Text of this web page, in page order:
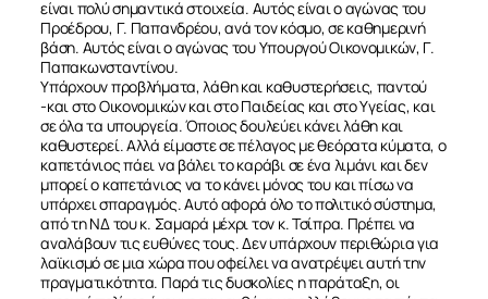
είναι πολύ σημαντικά στοιχεία. Αυτός είναι ο αγώνας του
Προέδρου, Γ. Παπανδρέου, ανά τον κόσμο, σε καθημερινή
βάση. Αυτός είναι ο αγώνας του Υπουργού Οικονομικών, Γ.
Παπακωνσταντίνου.
Υπάρχουν προβλήματα, λάθη και καθυστερήσεις, παντού
-και στο Οικονομικών και στο Παιδείας και στο Υγείας, και
σε όλα τα υπουργεία. Όποιος δουλεύει κάνει λάθη και
καθυστερεί. Αλλά είμαστε σε πέλαγος με θεόρατα κύματα, ο
καπετάνιος πάει να βάλει το καράβι σε ένα λιμάνι και δεν
μπορεί ο καπετάνιος να το κάνει μόνος του και πίσω να
υπάρχει σπαραγμός. Αυτό αφορά όλο το πολιτικό σύστημα,
από τη ΝΔ του κ. Σαμαρά μέχρι τον κ. Τσίπρα. Πρέπει να
αναλάβουν τις ευθύνες τους. Δεν υπάρχουν περιθώρια για
λαϊκισμό σε μια χώρα που οφείλει να ανατρέψει αυτή την
πραγματικότητα. Παρά τις δυσκολίες η παράταξη, οι